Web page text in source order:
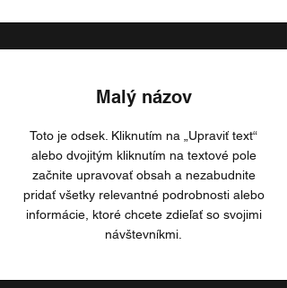
Malý názov
Toto je odsek. Kliknutím na „Upraviť text“
alebo dvojitým kliknutím na textové pole
začnite upravovať obsah a nezabudnite
pridať všetky relevantné podrobnosti alebo
informácie, ktoré chcete zdieľať so svojimi
návštevníkmi.